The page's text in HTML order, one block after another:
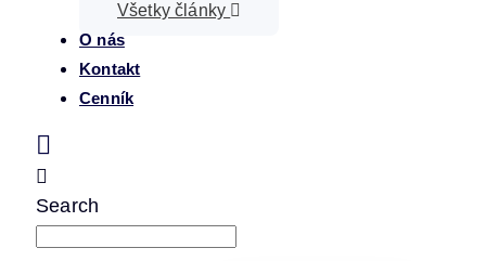
Všetky články
O nás
Kontakt
Cenník
Search